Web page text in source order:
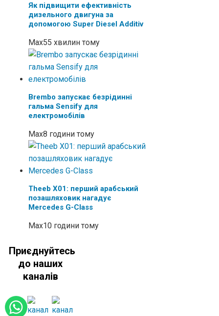
Як підвищити ефективність
дизельного двигуна за
допомогою Super Diesel Additiv
Max55 хвилин тому
Brembo запускає безрідинні
гальма Sensify для
електромобілів
Max8 години тому
Theeb X01: перший арабський
позашляховик нагадує
Mercedes G-Class
Max10 години тому
Приєднуйтесь
до наших
каналів